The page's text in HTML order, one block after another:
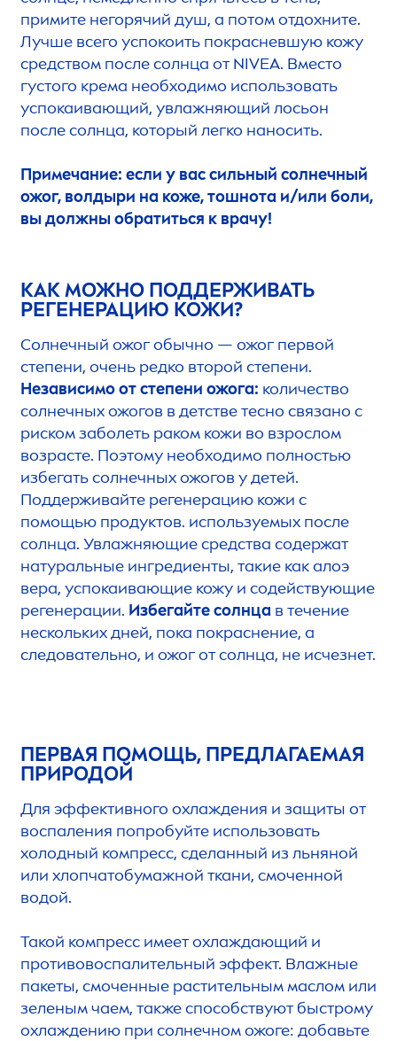
примите негорячий душ, а потом отдохните.
Лучше всего успокоить покрасневшую кожу
средством после солнца отNIVEA. Вместо
густого крема необходимо использовать
успокаивающий, увлажняющий лосьон
после солнца, который легко наносить.
Примечание: если у вас сильный солнечный
ожог, волдыри на коже, тошнота и/или боли,
вы должны обратиться к врачу!
КАК МОЖНО ПОДДЕРЖИВАТЬ
РЕГЕНЕРАЦИЮ КОЖИ?
Солнечный ожог обычно — ожог первой
степени, очень редко второй степени.
Независимо от степени ожога: количество
солнечных ожогов в детстве тесно связано с
риском заболеть раком кожи во взрослом
возрасте. Поэтому необходимо полностью
избегать солнечных ожогов у детей.
Поддерживайте регенерацию кожи с
помощью продуктов. используемых после
солнца. Увлажняющие средства содержат
натуральные ингредиенты, такие как алоэ
вера, успокаивающие кожу и содействующие
регенерации. Избегайте солнца в течение
нескольких дней, пока покраснение, а
следовательно, и ожог от солнца, не исчезнет.
ПЕРВАЯ ПОМОЩЬ, ПРЕДЛАГАЕМАЯ
ПРИРОДОЙ
Для эффективного охлаждения и защиты от
воспаления попробуйте использовать
холодный компресс, сделанный из льняной
или хлопчатобумажной ткани, смоченной
водой.
Такой компресс имеет охлаждающий и
противовоспалительный эффект. Влажные
пакеты, смоченные растительным маслом или
зеленым чаем, также способствуют быстрому
охлаждению при солнечном ожоге: добавьте